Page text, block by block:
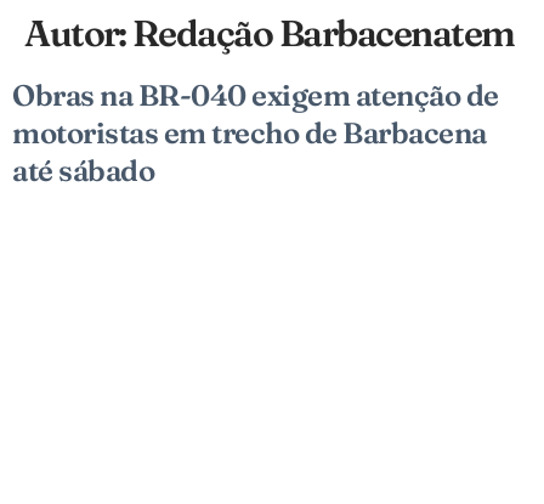
Autor:Redação Barbacenatem
Obras na BR-040 exigem atenção de
motoristas em trecho de Barbacena
até sábado